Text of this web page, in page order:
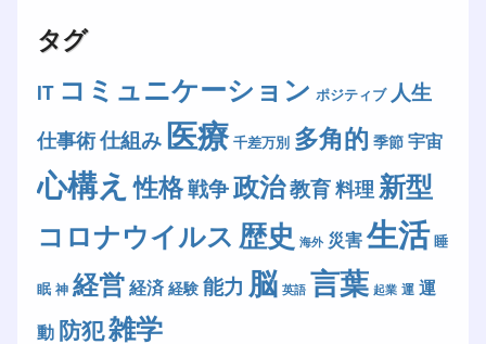
タグ
IT コミュニケーション ポジティブ 人生
仕事術仕組み医療 千差万別 多角的 季節 宇宙
心構え 性格戦争政治教育料理 新型
コロナウイルス 歴史 海外 災害生活 睡
眠 神 経営経済 経験 能力 脳 英語 言葉 起業 運 運
動 防犯雑学